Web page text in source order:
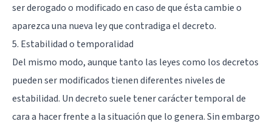
ser derogado o modificado en caso de que ésta cambie o
aparezca una nueva ley que contradiga el decreto.
5. Estabilidad o temporalidad
Del mismo modo, aunque tanto las leyes como los decretos
pueden ser modificados tienen diferentes niveles de
estabilidad. Un decreto suele tener carácter temporal de
cara a hacer frente a la situación que lo genera. Sin embargo